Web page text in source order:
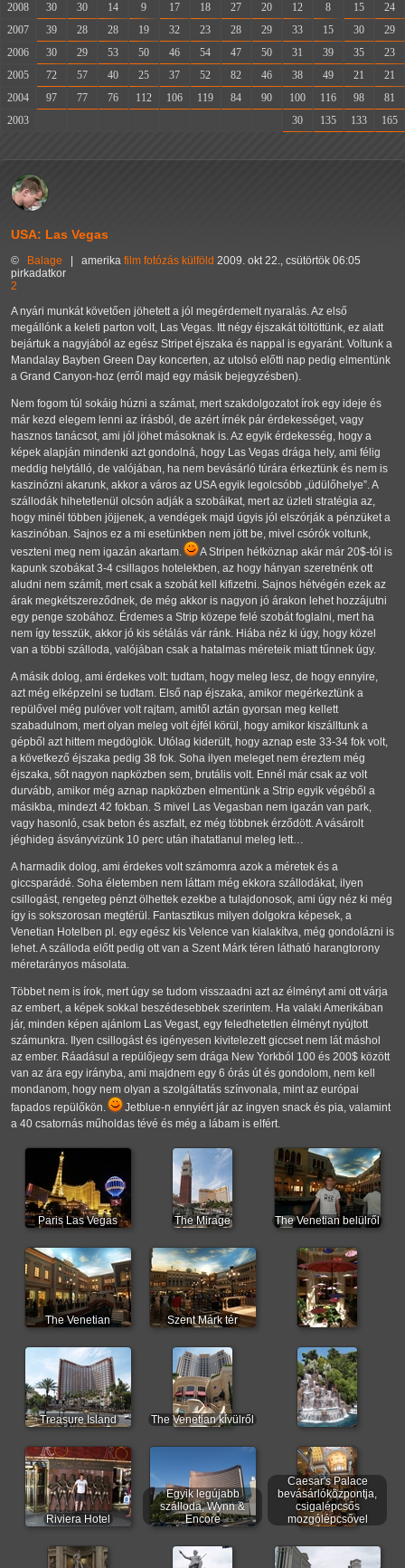
2008
30 30 14 9 17 18 27 20 12 8 15
24
2007
39 28 28 19 32 23 28 29 33 15 30
29
2006
30 29 53 50 46 54 47 50 31 39 35
23
2005
72 57 40 25 37 52 82 46 38 49 21
21
2004
97 77 76 112 106 119 84 90 100 116 98
81
2003
30 135 133 165
USA: Las Vegas
© Balage amerika film fotózás külföld 2009. okt 22., csütörtök 06:05
pirkadatkor
2
A nyári munkát követően jöhetett a jól megérdemelt nyaralás. Az első
megállónk a keleti parton volt, Las Vegas. Itt négy éjszakát töltöttünk, ez alatt
bejártuk a nagyjából az egész Stripet éjszaka és nappal is egyaránt. Voltunk a
Mandalay Bayben Green Day koncerten, az utolsó előtti nap pedig elmentünk
a Grand Canyon-hoz (erről majd egy másik bejegyzésben).
Nem fogom túl sokáig húzni a számat, mert szakdolgozatot írok egy ideje és
már kezd elegem lenni az írásból, de azért írnék pár érdekességet, vagy
hasznos tanácsot, ami jól jöhet másoknak is. Az egyik érdekesség, hogy a
képek alapján mindenki azt gondolná, hogy Las Vegas drága hely, ami félig
meddig helytálló, de valójában, ha nem bevásárló túrára érkeztünk és nem is
kaszinózni akarunk, akkor a város az USA egyik legolcsóbb „üdülőhelye”. A
szállodák hihetetlenül olcsón adják a szobáikat, mert az üzleti stratégia az,
hogy minél többen jöjjenek, a vendégek majd úgyis jól elszórják a pénzüket a
kaszinóban. Sajnos ez a mi esetünkben nem jött be, mivel csórók voltunk,
veszteni meg nem igazán akartam.
A Stripen hétköznap akár már 20$-tól is
kapunk szobákat 3-4 csillagos hotelekben, az hogy hányan szeretnénk ott
aludni nem számít, mert csak a szobát kell kifizetni. Sajnos hétvégén ezek az
árak megkétszereződnek, de még akkor is nagyon jó árakon lehet hozzájutni
egy penge szobához. Érdemes a Strip közepe felé szobát foglalni, mert ha
nem így tesszük, akkor jó kis sétálás vár ránk. Hiába néz ki úgy, hogy közel
van a többi szálloda, valójában csak a hatalmas méreteik miatt tűnnek úgy.
A másik dolog, ami érdekes volt: tudtam, hogy meleg lesz, de hogy ennyire,
azt még elképzelni se tudtam. Első nap éjszaka, amikor megérkeztünk a
repülővel még pulóver volt rajtam, amitől aztán gyorsan meg kellett
szabadulnom, mert olyan meleg volt éjfél körül, hogy amikor kiszálltunk a
gépből azt hittem megdöglök. Utólag kiderült, hogy aznap este 33-34 fok volt,
a következő éjszaka pedig 38 fok. Soha ilyen meleget nem éreztem még
éjszaka, sőt nagyon napközben sem, brutális volt. Ennél már csak az volt
durvább, amikor még aznap napközben elmentünk a Strip egyik végéből a
másikba, mindezt 42 fokban. S mivel Las Vegasban nem igazán van park,
vagy hasonló, csak beton és aszfalt, ez még többnek érződött. A vásárolt
jéghideg ásványvizünk 10 perc után ihatatlanul meleg lett…
A harmadik dolog, ami érdekes volt számomra azok a méretek és a
giccsparádé. Soha életemben nem láttam még ekkora szállodákat, ilyen
csillogást, rengeteg pénzt ölhettek ezekbe a tulajdonosok, ami úgy néz ki még
így is sokszorosan megtérül. Fantasztikus milyen dolgokra képesek, a
Venetian Hotelben pl. egy egész kis Velence van kialakítva, még gondolázni is
lehet. A szálloda előtt pedig ott van a Szent Márk téren látható harangtorony
méretarányos másolata.
Többet nem is írok, mert úgy se tudom visszaadni azt az élményt ami ott várja
az embert, a képek sokkal beszédesebbek szerintem. Ha valaki Amerikában
jár, minden képen ajánlom Las Vegast, egy feledhetetlen élményt nyújtott
számunkra. Ilyen csillogást és igényesen kivitelezett giccset nem lát máshol
az ember. Ráadásul a repülőjegy sem drága New Yorkból 100 és 200$ között
van az ára egy irányba, ami majdnem egy 6 órás út és gondolom, nem kell
mondanom, hogy nem olyan a szolgáltatás színvonala, mint az európai
fapados repülőkön.
Jetblue-n ennyiért jár az ingyen snack és pia, valamint
a 40 csatornás műholdas tévé és még a lábam is elfért.
Paris Las Vegas The Mirage The Venetian belülről
The Venetian Szent Márk tér
Treasure Island The Venetian kívülről
Riviera Hotel
Egyik legújabb
szálloda, Wynn &
Encore
Caesar's Palace
bevásárlóközpontja,
csigalépcsős
mozgólépcsővel